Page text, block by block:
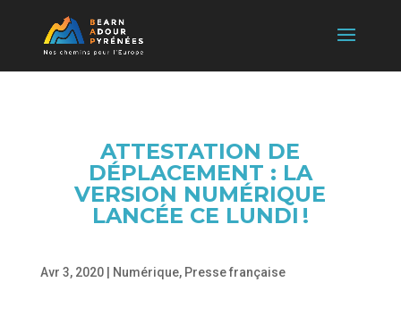
ATTESTATION DE
DÉPLACEMENT : LA
VERSION NUMÉRIQUE
LANCÉE CE LUNDI !
Avr 3, 2020| Numérique, Presse française